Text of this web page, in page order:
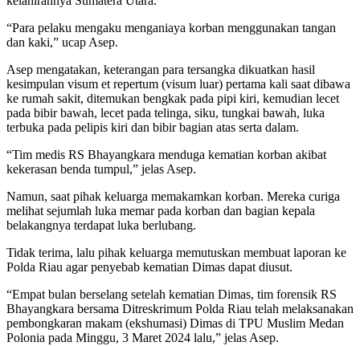
“Para pelaku mengaku menganiaya korban menggunakan tangan
dan kaki,” ucap Asep.
Asep mengatakan, keterangan para tersangka dikuatkan hasil
kesimpulan visum et repertum (visum luar) pertama kali saat dibawa
ke rumah sakit, ditemukan bengkak pada pipi kiri, kemudian lecet
pada bibir bawah, lecet pada telinga, siku, tungkai bawah, luka
terbuka pada pelipis kiri dan bibir bagian atas serta dalam.
“Tim medis RS Bhayangkara menduga kematian korban akibat
kekerasan benda tumpul,” jelas Asep.
Namun, saat pihak keluarga memakamkan korban. Mereka curiga
melihat sejumlah luka memar pada korban dan bagian kepala
belakangnya terdapat luka berlubang.
Tidak terima, lalu pihak keluarga memutuskan membuat laporan ke
Polda Riau agar penyebab kematian Dimas dapat diusut.
“Empat bulan berselang setelah kematian Dimas, tim forensik RS
Bhayangkara bersama Ditreskrimum Polda Riau telah melaksanakan
pembongkaran makam (ekshumasi) Dimas di TPU Muslim Medan
Polonia pada Minggu, 3 Maret 2024 lalu,” jelas Asep.